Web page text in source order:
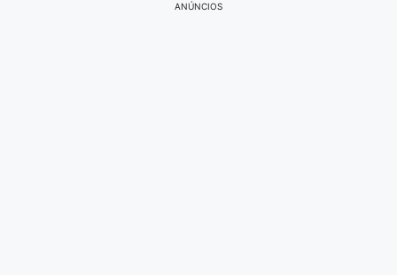
ANÚNCIOS